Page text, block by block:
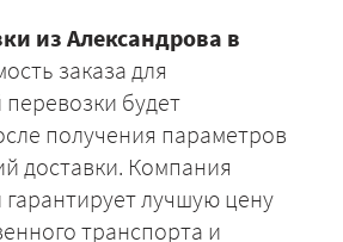
из Александрова в
заказа для
будет
получения параметров
доставки. Компания
лучшую цену
транспорта и